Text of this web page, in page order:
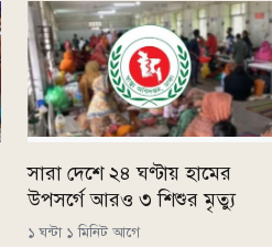
সারা দেশে ২৪ ঘণ্টায় হামের
উপসর্গে আরও ৩ শিশুর মৃত্যু
১ ঘন্টা ১ মিনিট আগে